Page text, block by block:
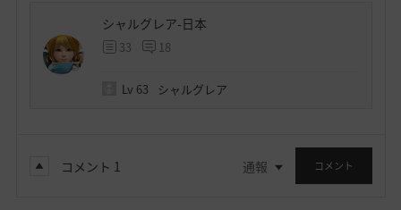
シャルグレア-日本
33 18
Lv 63 シャルグレア
コメント 1 通報 コメント